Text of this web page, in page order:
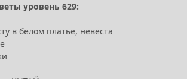
уровень 629:
в белом платье, невеста